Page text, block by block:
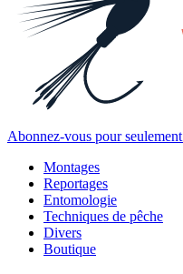
Abonnez-vous pour seulement
Montages
Reportages
Entomologie
Techniques de pêche
Divers
Boutique